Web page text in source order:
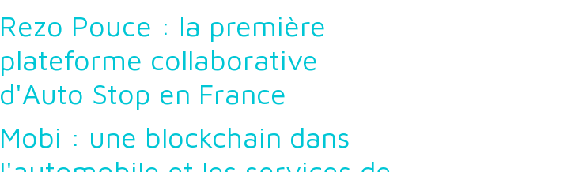
Rezo Pouce : la première
plateforme collaborative
d'Auto Stop en France
Mobi : une blockchain dans